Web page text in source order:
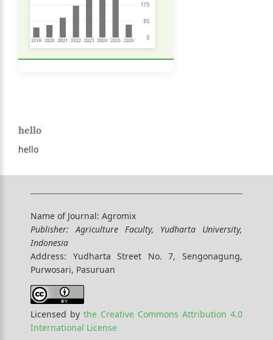
hello
hello
Name of Journal: Agromix
Publisher:Agriculture Faculty, Yudharta University,
Indonesia
Address: Yudharta Street No. 7, Sengonagung,
Purwosari, Pasuruan
Licensed by the Creative Commons Attribution 4.0
International License